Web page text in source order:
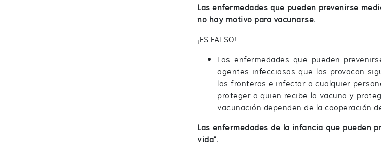
Las enfermedades que pueden prevenirse
no hay motivo para vacunarse.
¡ES FALSO!
Las enfermedades que pueden
agentes infecciosos que las provocan
las fronteras e infectar a cualquier
proteger a quien recibe la vacuna y
vacunación dependen de la cooperación
Las enfermedades de la infancia que pueden
vida".